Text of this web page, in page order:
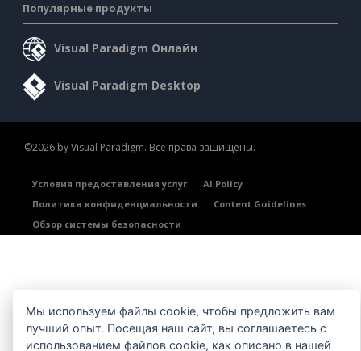
Популярные продукты
Visual Paradigm Онлайн
Visual Paradigm Desktop
©2026 by Visual Paradigm. Все права защищены.
Условия предоставления услуг
AI Policy
Политика конфиденциальности
Content Guidelines
Обзор системы безопасности
Мы используем файлы cookie, чтобы предложить вам
лучший опыт. Посещая наш сайт, вы соглашаетесь с
использованием файлов cookie, как описано в нашей